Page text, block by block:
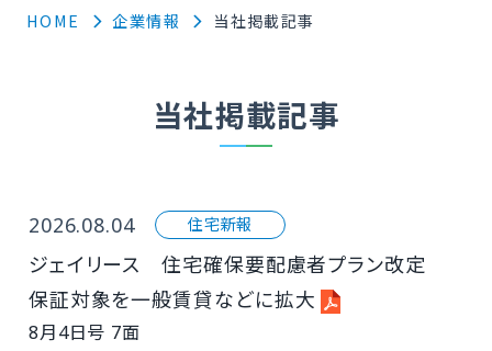
HOME 企業情報 当社掲載記事
当社掲載記事
2026.08.04 住宅新報
ジェイリース 住宅確保要配慮者プラン改定
保証対象を一般賃貸などに拡大
8月4日号 7面